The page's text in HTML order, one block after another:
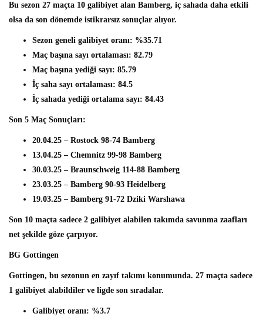
Bu sezon 27 maçta 10 galibiyet alan Bamberg, iç sahada daha etkili
olsa da son dönemde istikrarsız sonuçlar alıyor.
Sezon geneli galibiyet oranı: %35.71
Maç başına sayı ortalaması: 82.79
Maç başına yediği sayı: 85.79
İç saha sayı ortalaması: 84.5
İç sahada yediği ortalama sayı: 84.43
Son 5 Maç Sonuçları:
20.04.25 – Rostock 98-74 Bamberg
13.04.25 – Chemnitz 99-98 Bamberg
30.03.25 – Braunschweig 114-88 Bamberg
23.03.25 – Bamberg 90-93 Heidelberg
19.03.25 – Bamberg 91-72 Dziki Warshawa
Son 10 maçta sadece 2 galibiyet alabilen takımda savunma zaafları
net şekilde göze çarpıyor.
BG Gottingen
Gottingen, bu sezonun en zayıf takımı konumunda. 27 maçta sadece
1 galibiyet alabildiler ve ligde son sıradalar.
Galibiyet oranı: %3.7